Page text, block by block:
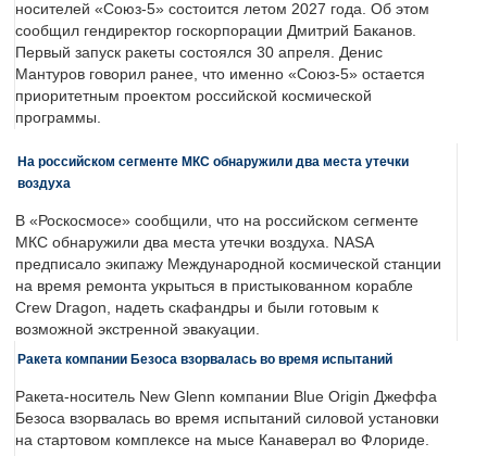
носителей «Союз-5» состоится летом 2027 года. Об этом
сообщил гендиректор госкорпорации Дмитрий Баканов.
Первый запуск ракеты состоялся 30 апреля. Денис
Мантуров говорил ранее, что именно «Союз-5» остается
приоритетным проектом российской космической
программы.
На российском сегменте МКС обнаружили два места утечки
воздуха
В «Роскосмосе» сообщили, что на российском сегменте
МКС обнаружили два места утечки воздуха. NASA
предписало экипажу Международной космической станции
на время ремонта укрыться в пристыкованном корабле
Crew Dragon, надеть скафандры и были готовым к
возможной экстренной эвакуации.
Ракета компании Безоса взорвалась во время испытаний
Ракета-носитель New Glenn компании Blue Origin Джеффа
Безоса взорвалась во время испытаний силовой установки
на стартовом комплексе на мысе Канаверал во Флориде.